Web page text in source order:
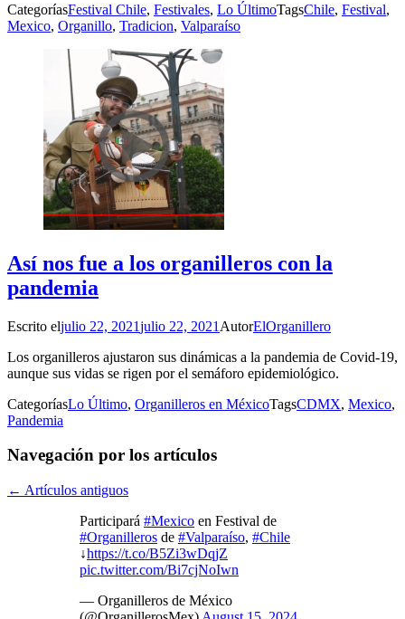
CategoríasFestival Chile, Festivales, Lo ÚltimoTagsChile, Festival,
Mexico, Organillo, Tradicion, Valparaíso
Así nos fue a los organilleros con la
pandemia
Escrito eljulio 22, 2021julio 22, 2021 AutorElOrganillero
Los organilleros ajustaron sus dinámicas a la pandemia de Covid-19,
aunque sus vidas se rigen por el semáforo epidemiológico.
CategoríasLo Último, Organilleros en MéxicoTagsCDMX, Mexico,
Pandemia
Navegación por los artículos
← Artículos antiguos
Participará #Mexico en Festival de
#Organilleros de #Valparaíso, #Chile
↓https://t.co/B5Zi3wDqjZ
pic.twitter.com/Bi7cjNoIwn
— Organilleros de México